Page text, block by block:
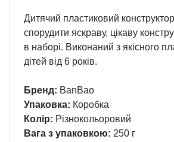
Дитячий пластиковий
спорудити яскраву, цікаву
в наборі. Виконаний з якісного
дітей від 6 років.
Бренд: BanBao
Упаковка: Коробка
Колір: Різнокольоровий
Вага з упаковкою: 250 г